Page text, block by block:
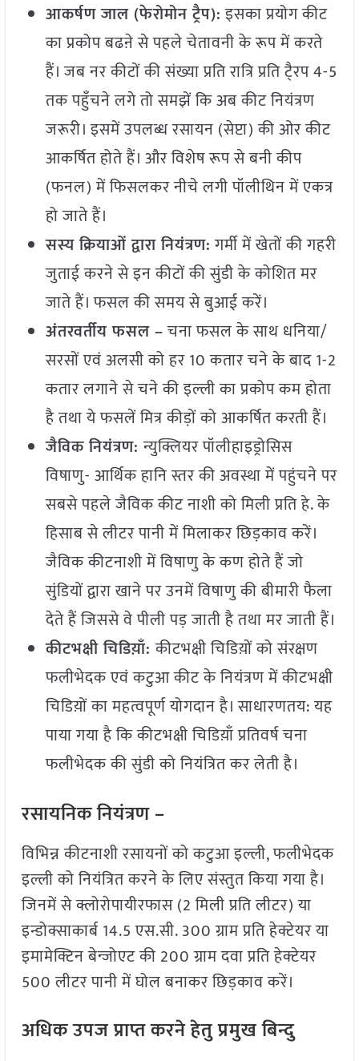
आकर्षण जाल (फेरोमोन ट्रैप):इसका प्रयोग कीट
का प्रकोप बढऩे से पहले चेतावनी के रूप में करते
हैं। जब नर कीटों की संख्या प्रति रात्रि प्रति टै्रप 4-5
तक पहुँचने लगे तो समझें कि अब कीट नियंत्रण
जरूरी। इसमें उपलब्ध रसायन (सेप्टा) की ओर कीट
आकर्षित होते हैं। और विशेष रूप से बनी कीप
(फनल) में फिसलकर नीचे लगी पॉलीथिन में एकत्र
हो जाते हैं।
सस्य क्रियाओं द्वारा नियंत्रण:गर्मी में खेतों की गहरी
जुताई करने से इन कीटों की सुंडी के कोशित मर
जाते हैं। फसल की समय से बुआई करें।
अंतरवर्तीय फसल –चना फसल के साथ धनिया/
सरसों एवं अलसी को हर 10 कतार चने के बाद 1-2
कतार लगाने से चने की इल्ली का प्रकोप कम होता
है तथा ये फसलें मित्र कीड़ों को आकर्षित करती हैं।
जैविक नियंत्रण:न्युक्लियर पॉलीहाइड्रोसिस
विषाणु- आर्थिक हानि स्तर की अवस्था में पहुंचने पर
सबसे पहले जैविक कीट नाशी को मिली प्रति हे. के
हिसाब से लीटर पानी में मिलाकर छिड़काव करें।
जैविक कीटनाशी में विषाणु के कण होते हैं जो
सुंडियों द्वारा खाने पर उनमें विषाणु की बीमारी फैला
देते हैं जिससे वे पीली पड़ जाती है तथा मर जाती हैं।
कीटभक्षी चिडिय़ाँ:कीटभक्षी चिडिय़ों को संरक्षण
फलीभेदक एवं कटुआ कीट के नियंत्रण में कीटभक्षी
चिडिय़ों का महत्वपूर्ण योगदान है। साधारणतय: यह
पाया गया है कि कीटभक्षी चिडिय़ाँ प्रतिवर्ष चना
फलीभेदक की सुंडी को नियंत्रित कर लेती है।
रसायनिक नियंत्रण –
विभिन्न कीटनाशी रसायनों को कटुआ इल्ली, फलीभेदक
इल्ली को नियंत्रित करने के लिए संस्तुत किया गया है।
जिनमें से क्लोरोपायीरफास (2 मिली प्रति लीटर) या
इन्डोक्साकार्ब 14.5 एस.सी. 300 ग्राम प्रति हेक्टेयर या
इमामेक्टिन बेन्जोएट की 200 ग्राम दवा प्रति हेक्टेयर
500 लीटर पानी में घोल बनाकर छिड़काव करें।
अधिक उपज प्राप्त करने हेतु प्रमुख बिन्दु